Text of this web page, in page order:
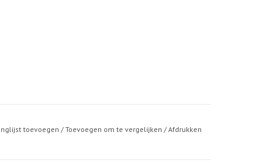
toevoegen /Toevoegen om te vergelijken /Afdrukken